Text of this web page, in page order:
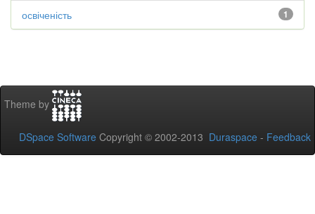
1
освіченість
Theme by
DSpace Software Copyright © 2002-2013 Duraspace - Feedback